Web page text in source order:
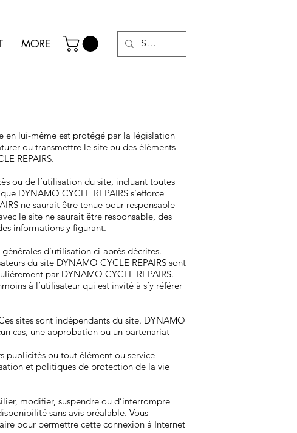
MORE
en lui-même est protégé par la législation
ou transmettre le site ou des éléments
REPAIRS.
ou de l’utilisation du site, incluant toutes
DYNAMO CYCLE REPAIRS s’efforce
ne saurait être tenue pour responsable
le site ne saurait être responsable, des
informations y figurant.
d’utilisation ci-après décrites.
du site DYNAMO CYCLE REPAIRS sont
par DYNAMO CYCLE REPAIRS.
à l’utilisateur qui est invité à s’y référer
sites sont indépendants du site. DYNAMO
cas, une approbation ou un partenariat
publicités ou tout élément ou service
et politiques de protection de la vie
modifier, suspendre ou d’interrompre
sans avis préalable. Vous
pour permettre cette connexion à Internet